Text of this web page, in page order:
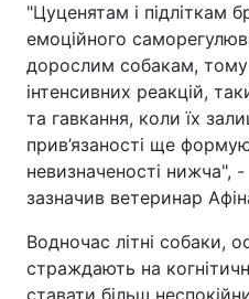
"Цуценятам і підліткам
емоційного
дорослим собакам, тому
інтенсивних реакцій,
та гавкання, коли їх
прив’язаності ще
невизначеності нижча", -
зазначив ветеринар
Водночас літні собаки,
страждають на
ставати більш